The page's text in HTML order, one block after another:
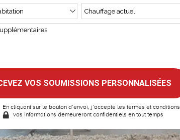
En cliquant sur le bouton d’envoi, j’accepte lestermes et conditions
vos informations demeureront confidentiels en tout temps